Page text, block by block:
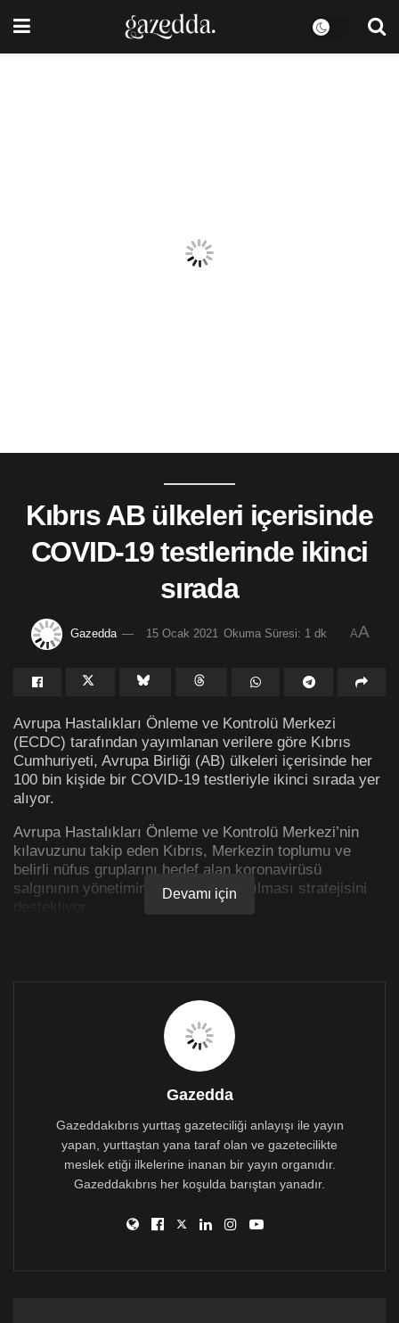
Kıbrıs AB ülkeleri içerisinde
COVID-19 testlerinde ikinci
sırada
Gazedda 15 Ocak 2021 Okuma Süresi: 1 dk AA
Avrupa Hastalıkları Önleme ve Kontrolü Merkezi
(ECDC) tarafından yayımlanan verilere göre Kıbrıs
Cumhuriyeti, Avrupa Birliği (AB) ülkeleri içerisinde her
100 bin kişide bir COVID-19 testleriyle ikinci sırada yer
alıyor.
Avrupa Hastalıkları Önleme ve Kontrolü Merkezi’nin
kılavuzunu takip eden Kıbrıs, Merkezin toplumu ve
belirli nüfus gruplarını hedef alan koronavirüsü
salgınının yönetiminde testlerin artırılması stratejisini
destekliyor.
kontrolünün yapıldığını, böylelikle olumlu vakaların
tespit edilerek ayrı tutulduklarını belirtiyorlar.
Avrupa Hastalıkları Önleme ve Kontrolü Merkezi’ne
göre, diğer tedbirlerle birleştirilerek topluma artan test
uygulaması, vakaların azalmasına ve sonunda
uygulamadaki kısıtlamaların aşamalı olarak
rahatlatılmasına katkıda bulunuyor.
Devamı için
Gazedda
Gazeddakıbrıs yurttaş gazeteciliği anlayışı ile yayın
yapan, yurttaştan yana taraf olan ve gazetecilikte
meslek etiği ilkelerine inanan bir yayın organıdır.
Gazeddakıbrıs her koşulda barıştan yanadır.